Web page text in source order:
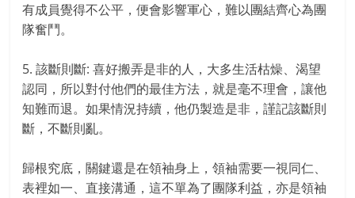
有成員覺得不公平，便會影響軍心，難以團結齊心為團
隊奮鬥。
5. 該斷則斷: 喜好搬弄是非的人，大多生活枯燥、渴望
認同，所以對付他們的最佳方法，就是毫不理會，讓他
知難而退。如果情況持續，他仍製造是非，謹記該斷則
斷，不斷則亂。
歸根究底，關鍵還是在領袖身上，領袖需要一視同仁、
表裡如一、直接溝通，這不單為了團隊利益，亦是領袖